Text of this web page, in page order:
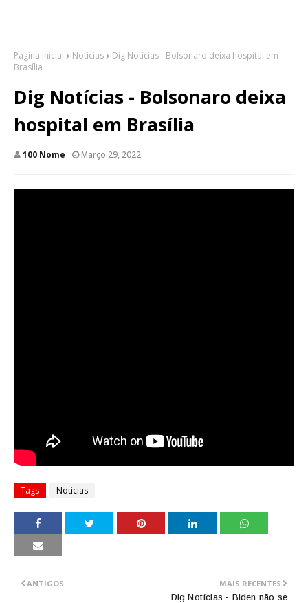
Página inicial Noticias
Dig Notícias - Bolsonaro deixa hospital em
Brasília
Dig Notícias - Bolsonaro deixa
hospital em Brasília
100 Nome Março 29, 2022
Tags Noticias
MAIS RECENTES
Dig Notícias - Biden não se
ANTIGOS